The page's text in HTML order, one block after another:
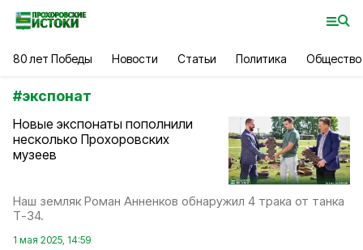
80 лет Победы Новости Статьи Политика Общество
#экспонат
Новые экспонаты пополнили
несколько Прохоровских
музеев
Наш земляк Роман Анненков обнаружил 4 трака от танка
Т-34.
1 мая 2025, 14:59